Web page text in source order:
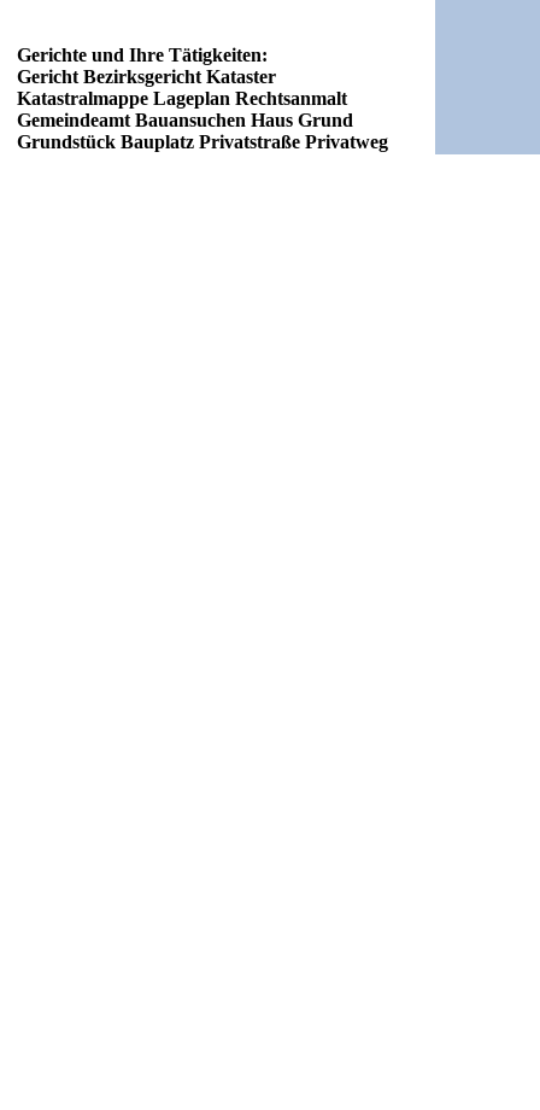
Gerichte und Ihre Tätigkeiten:
Gericht Bezirksgericht Kataster
Katastralmappe Lageplan Rechtsanmalt
Gemeindeamt Bauansuchen Haus Grund
Grundstück Bauplatz Privatstraße Privatweg